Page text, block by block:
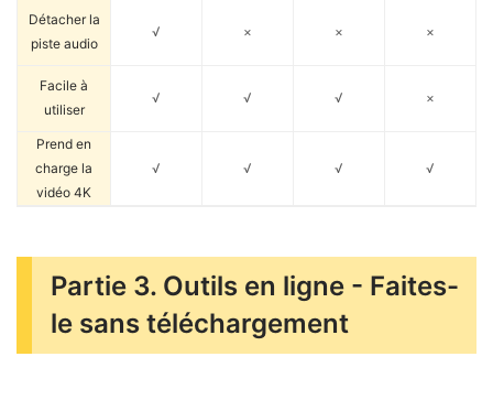
Détacher la
piste audio
√ × × ×
Facile à
utiliser
√ √ √ ×
Prend en
charge la
vidéo 4K
√ √ √ √
Partie 3. Outils en ligne - Faites-
le sans téléchargement